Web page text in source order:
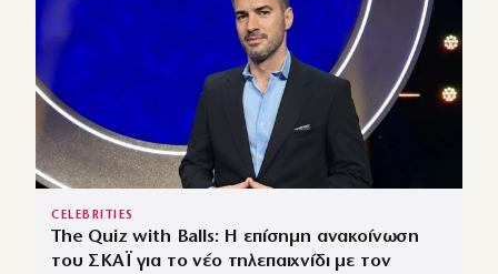
CELEBRITIES
The Quiz with Balls: Η επίσημη ανακοίνωση
του ΣΚΑΪ για το νέο τηλεπαιχνίδι με τον